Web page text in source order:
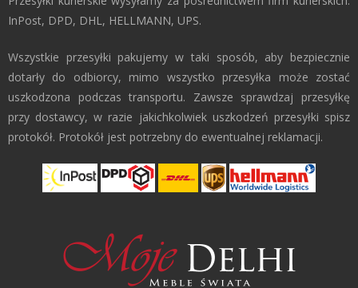
InPost, DPD, DHL, HELLMANN, UPS.
Wszystkie przesyłki pakujemy w taki sposób, aby bezpiecznie
dotarły do odbiorcy, mimo wszystko przesyłka może zostać
uszkodzona podczas transportu. Zawsze sprawdzaj przesyłkę
przy dostawcy, w razie jakichkolwiek uszkodzeń przesyłki spisz
protokół. Protokół jest potrzebny do ewentualnej reklamacji.